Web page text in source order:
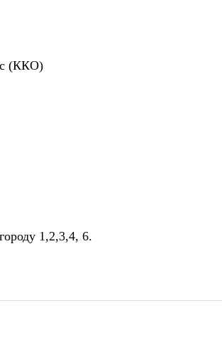
(ККО)
1,2,3,4, 6.